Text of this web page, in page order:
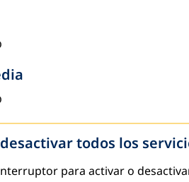
basado en el género
DE ACCIÓN DE BELÉM»
de Belém»
todos los
para activar o